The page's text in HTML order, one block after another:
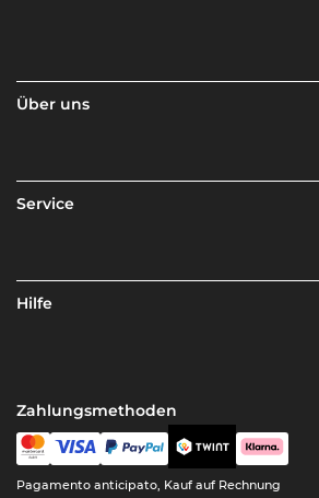
Über uns
Service
Hilfe
Zahlungsmethoden
Pagamento anticipato, Kauf auf Rechnung